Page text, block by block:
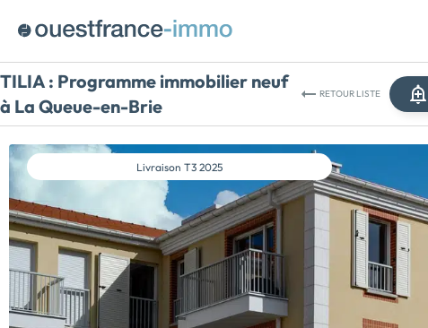
TILIA : Programme immobilier neuf
à La Queue-en-Brie
RETOURLISTE
Livraison T3 2025